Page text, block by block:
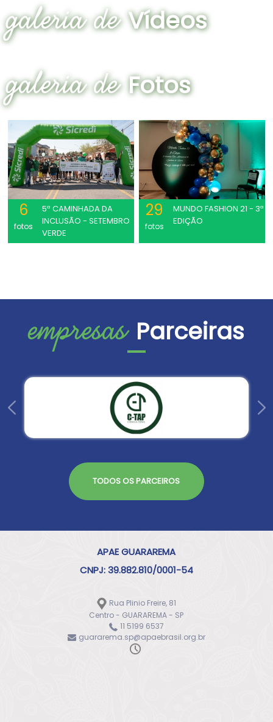
galeria deVídeos
galeria deFotos
6
fotos
5ª CAMINHADA DA
INCLUSÃO - SETEMBRO
VERDE
29
fotos
MUNDO FASHION 21 - 3ª
EDIÇÃO
empresas Parceiras
TODOS OS PARCEIROS
APAE GUARAREMA
CNPJ: 39.882.810/0001-54
Rua Plinio Freire, 81
Centro - GUARAREMA - SP
11 5199 6537
guararema.sp@apaebrasil.org.br